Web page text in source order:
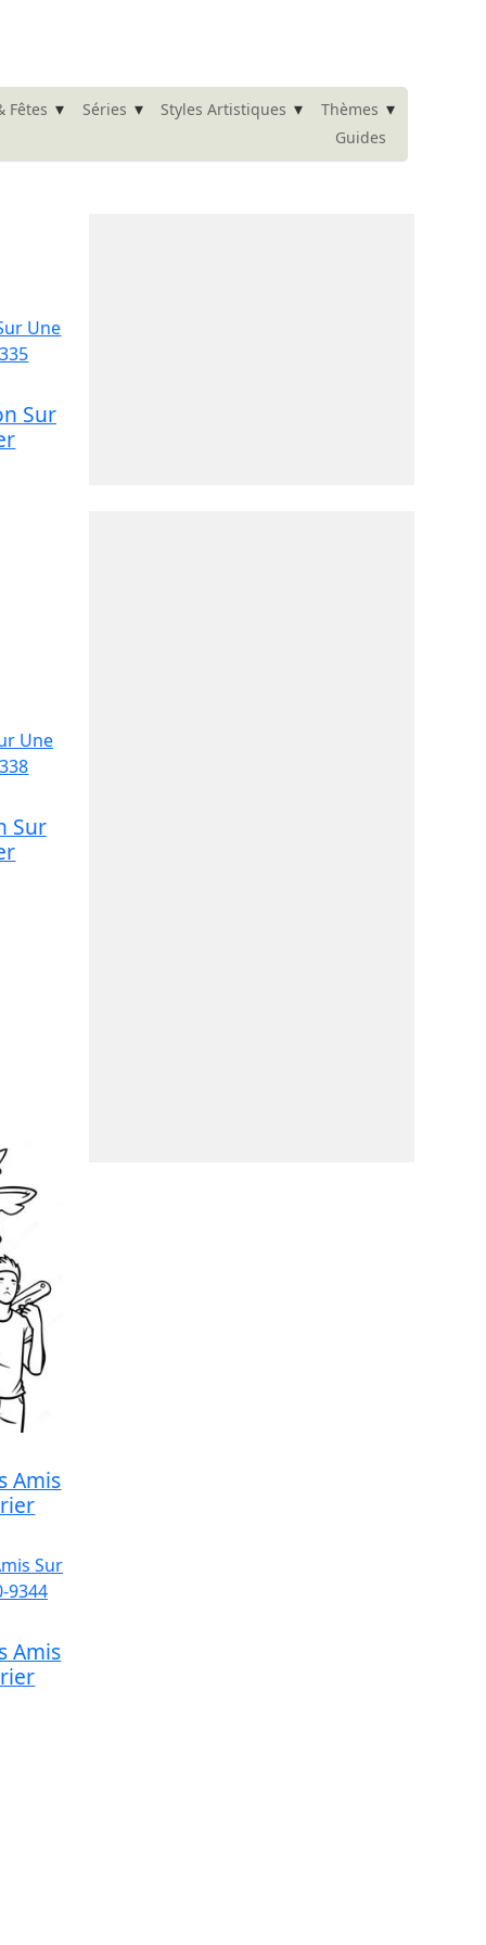
Fêtes ▾ Séries ▾ Styles Artistiques ▾ Thèmes ▾
Guides
Sur
Sur
Amis
Amis